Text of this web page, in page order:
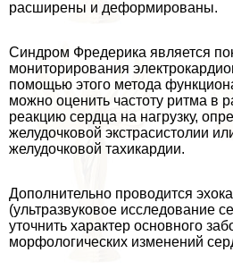
расширены и деформированы.
Синдром Фредерика является
мониторирования
помощью этого метода
можно оценить частоту ритма в
реакцию сердца на нагрузку,
желудочковой экстрасистолии
желудочковой тахикардии.
Дополнительно проводится
(ультразвуковое исследование
уточнить хаpaктер основного
морфологических изменений